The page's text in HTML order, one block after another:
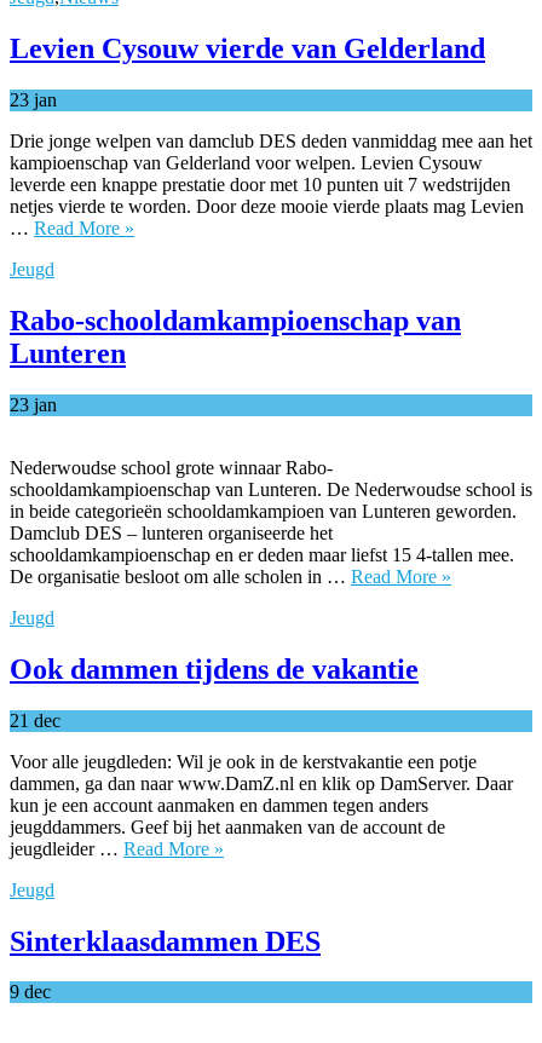
Levien Cysouw vierde van Gelderland
23 jan
Drie jonge welpen van damclub DES deden vanmiddag mee aan het
kampioenschap van Gelderland voor welpen. Levien Cysouw
leverde een knappe prestatie door met 10 punten uit 7 wedstrijden
netjes vierde te worden. Door deze mooie vierde plaats mag Levien
… Read More »
Jeugd
Rabo-schooldamkampioenschap van
Lunteren
23 jan
Nederwoudse school grote winnaar Rabo-
schooldamkampioenschap van Lunteren. De Nederwoudse school is
in beide categorieën schooldamkampioen van Lunteren geworden.
Damclub DES – lunteren organiseerde het
schooldamkampioenschap en er deden maar liefst 15 4-tallen mee.
De organisatie besloot om alle scholen in … Read More »
Jeugd
Ook dammen tijdens de vakantie
21 dec
Voor alle jeugdleden: Wil je ook in de kerstvakantie een potje
dammen, ga dan naar www.DamZ.nl en klik op DamServer. Daar
kun je een account aanmaken en dammen tegen anders
jeugddammers. Geef bij het aanmaken van de account de
jeugdleider … Read More »
Jeugd
Sinterklaasdammen DES
9 dec